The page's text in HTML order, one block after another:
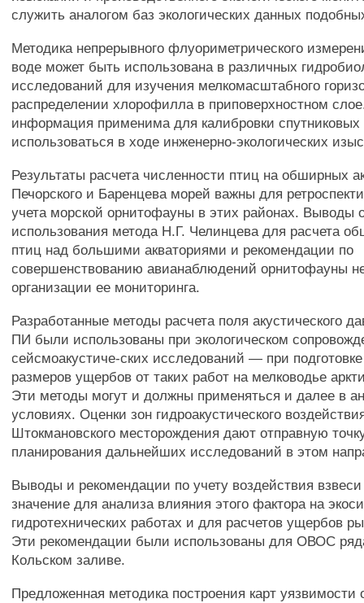
служить аналогом баз экологических данных
Методика непрерывного флуориметрического
воде может быть использована в различных
исследований для изучения мелкомасштабного
распределении хлорофилла в приповерхностном
информация применима для калибровки
использоваться в ходе инженерно-экологических
Результаты расчета численности птиц на обширных
Печорского и Баренцева морей важны для
учета морской орнитофауны в этих районах. Выводы
использования метода Н.Г. Челинцева для расчета
птиц над большими акваториями и рекомендации по
совершенствованию авианаблюдений орнитофауны
организации ее мониторинга.
Разработанные методы расчета поля акустического
ПИ были использованы при экологическом
сейсмоакустиче-ских исследований — при
размеров ущербов от таких работ на мелководье
Эти методы могут и должны применяться и далее в
условиях. Оценки зон гидроакустического
Штокмановского месторождения дают отправную
планирования дальнейших исследований в этом
Выводы и рекомендации по учету воздействия
значение для анализа влияния этого фактора на
гидротехнических работах и для расчетов ущербов
Эти рекомендации были использованы для ОВОС
Кольском заливе.
Предложенная методика построения карт уязвимости